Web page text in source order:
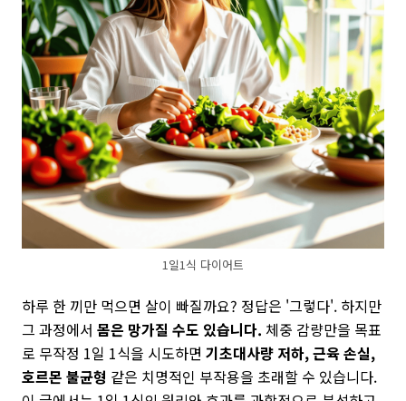
1일1식 다이어트
하루 한 끼만 먹으면 살이 빠질까요? 정답은 '그렇다'. 하지만
그 과정에서 몸은 망가질 수도 있습니다. 체중 감량만을 목표
로 무작정 1일 1식을 시도하면 기초대사량 저하, 근육 손실,
호르몬 불균형 같은 치명적인 부작용을 초래할 수 있습니다.